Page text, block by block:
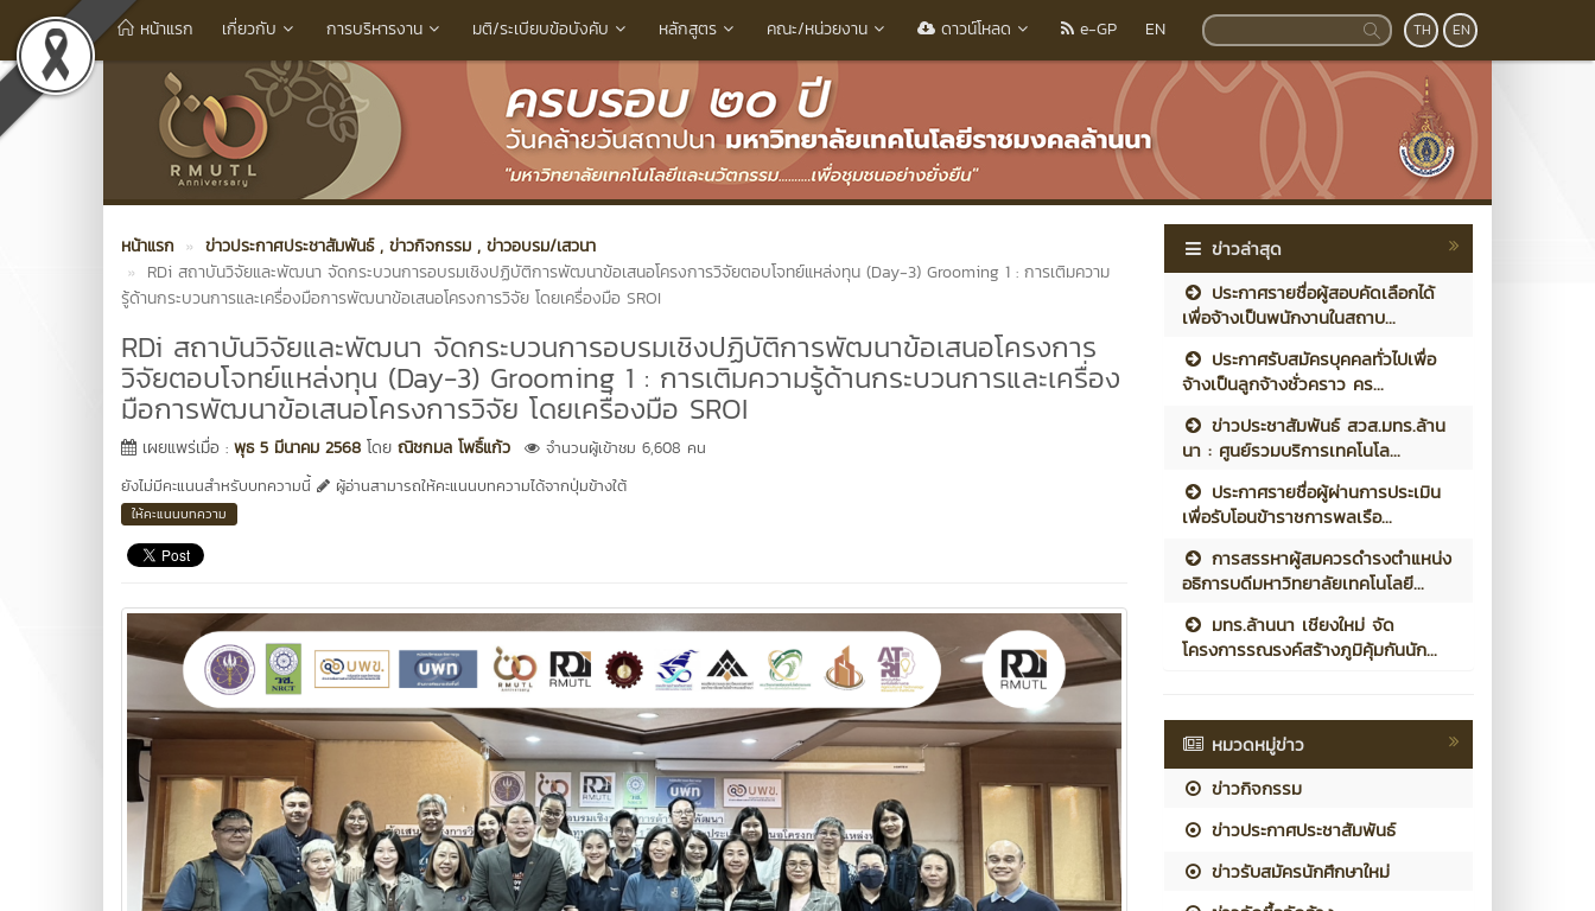
หน้าแรก เกี่ยวกับ การบริหารงาน มติ/ระเบียบข้อบังคับ หลักสูตร คณะ/หน่วยงาน ดาวน์โหลด e-GP EN TH EN
หน้าแรก ข่าวประกาศประชาสัมพันธ์ , ข่าวกิจกรรม , ข่าวอบรม/เสวนา
RDi สถาบันวิจัยและพัฒนา จัดกระบวนการอบรมเชิงปฏิบัติการพัฒนาข้อเสนอโครงการวิจัยตอบโจทย์แหล่งทุน (Day-3) Grooming 1 : การเติมความ
รู้ด้านกระบวนการและเครื่องมือการพัฒนาข้อเสนอโครงการวิจัย โดยเครื่องมือ SROI
RDi สถาบันวิจัยและพัฒนา จัดกระบวนการอบรมเชิงปฏิบัติการพัฒนาข้อเสนอโครงการ
วิจัยตอบโจทย์แหล่งทุน (Day-3) Grooming 1 : การเติมความรู้ด้านกระบวนการและเครื่อง
มือการพัฒนาข้อเสนอโครงการวิจัย โดยเครื่องมือ SROI
เผยแพร่เมื่อ : พุธ 5 มีนาคม 2568 โดย ณิชกมล โพธิ์แก้ว
จำนวนผู้เข้าชม 6,608 คน
ยังไม่มีคะแนนสำหรับบทความนี้
ผู้อ่านสามารถให้คะแนนบทความได้จากปุ่มข้างใต้
ให้คะแนนบทความ
ข่าวล่าสุด
ประกาศรายชื่อผู้สอบคัดเลือกได้
เพื่อจ้างเป็นพนักงานในสถาบ...
ประกาศรับสมัครบุคคลทั่วไปเพื่อ
จ้างเป็นลูกจ้างชั่วคราว คร...
ข่าวประชาสัมพันธ์ สวส.มทร.ล้าน
นา : ศูนย์รวมบริการเทคโนโล...
ประกาศรายชื่อผู้ผ่านการประเมิน
เพื่อรับโอนข้าราชการพลเรือ...
การสรรหาผู้สมควรดำรงตำแหน่ง
อธิการบดีมหาวิทยาลัยเทคโนโลยี...
มทร.ล้านนา เชียงใหม่ จัด
โครงการรณรงค์สร้างภูมิคุ้มกันนัก...
หมวดหมู่ข่าว
ข่าวกิจกรรม
ข่าวประกาศประชาสัมพันธ์
ข่าวรับสมัครนักศึกษาใหม่